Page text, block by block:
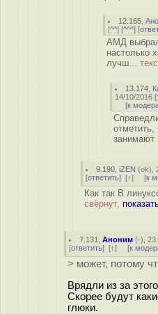
12.165 ,
[^^] [^^^] [
АМД
настолько
лучш...
13.174
14/10/2016 [
[к
отметить,
занимают
9.190 ,iZEN (ok),
[ответить] [↑] [к
Как так В
свёрнут,
7.131 ,Аноним (-),
[ответить] [↑] [к
> может, потому
Врядли из за
Скорее будут
глюки.